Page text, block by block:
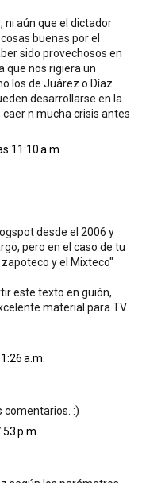
ni aún que el dictador
buenas por el
sido provechosos en
que nos rigiera un
los de Juárez o Díaz.
desarrollarse en la
n mucha crisis antes
11:10 a.m.
desde el 2006 y
pero en el caso de tu
zapoteco y el Mixteco"
este texto en guión,
material para TV.
a.m.
comentarios. :)
p.m.